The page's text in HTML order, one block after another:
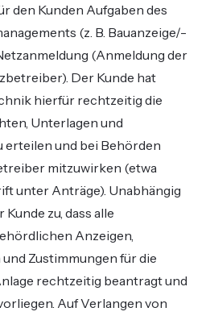
den Kunden Aufgaben des
(z. B. Bauanzeige/-
(Anmeldung der
Der Kunde hat
hierfür rechtzeitig die
Unterlagen und
erteilen und bei Behörden
mitzuwirken (etwa
unter Anträge). Unabhängig
zu, dass alle
Anzeigen,
Zustimmungen für die
rechtzeitig beantragt und
Auf Verlangen von